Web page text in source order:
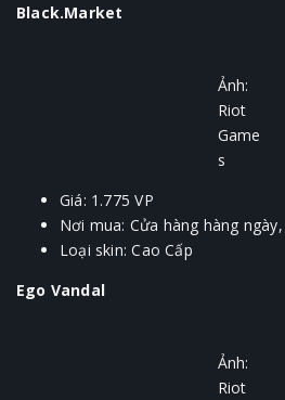
Black.Market
Ảnh:
Riot
Game
s
Giá: 1.775 VP
Nơi mua: Cửa hàng hàng
Loại skin: Cao Cấp
Ego Vandal
Ảnh:
Riot